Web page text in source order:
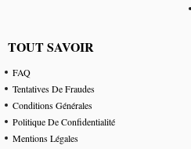
TOUT SAVOIR
FAQ
Tentatives De Fraudes
Conditions Générales
Politique De Confidentialité
Mentions Légales